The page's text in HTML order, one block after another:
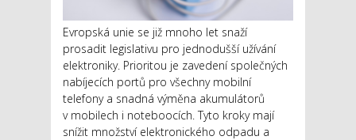
Evropská unie se již mnoho let snaží
prosadit legislativu pro jednodušší užívání
elektroniky. Prioritou je zavedení společných
nabíjecích portů pro všechny mobilní
telefony a snadná výměna akumulátorů
v mobilech i noteboocích. Tyto kroky mají
snížit množství elektronického odpadu a